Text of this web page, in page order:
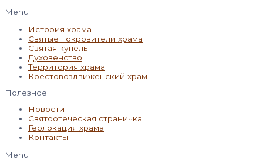
Menu
История храма
Святые покровители храма
Святая купель
Духовенство
Территория храма
Крестовоздвиженский храм
Полезное
Новости
Святоотеческая страничка
Геолокация храма
Контакты
Menu